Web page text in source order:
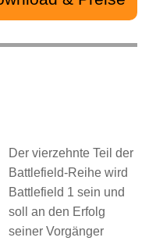
Der vierzehnte Teil der
Battlefield-Reihe wird
Battlefield 1 sein und
soll an den Erfolg
seiner Vorgänger